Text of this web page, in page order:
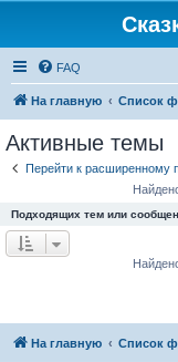
FAQ
На главную Список
Активные темы
Перейти к расширенному
Подходящих тем или
На главную Список